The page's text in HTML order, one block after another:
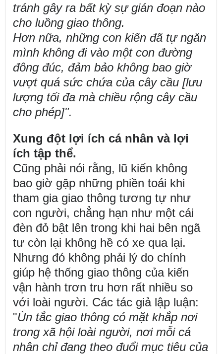
tránh gây ra bất kỳ sự gián đoạn nào
cho luồng giao thông.
Hơn nữa, những con kiến đã tự ngăn
mình không đi vào một con đường
đông đúc, đảm bảo không bao giờ
vượt quá sức chứa của cây cầu [lưu
lượng tối đa mà chiều rộng cây cầu
cho phép]".
Xung đột lợi ích cá nhân và lợi
ích tập thể.
Cũng phải nói rằng, lũ kiến không
bao giờ gặp những phiền toái khi
tham gia giao thông tương tự như
con người, chẳng hạn như một cái
đèn đỏ bật lên trong khi hai bên ngã
tư còn lại không hề có xe qua lại.
Nhưng đó không phải lý do chính
giúp hệ thống giao thông của kiến
vận hành trơn tru hơn rất nhiều so
với loài người. Các tác giả lập luận:
"Ùn tắc giao thông có mặt khắp nơi
trong xã hội loài người, nơi mỗi cá
nhân chỉ đang theo đuổi mục tiêu của